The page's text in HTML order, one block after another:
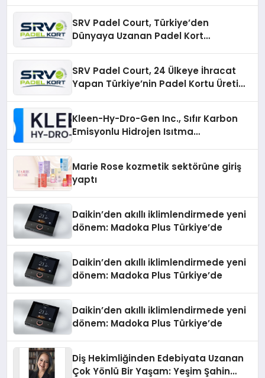
SRV Padel Court, Türkiye’den
Dünyaya Uzanan Padel Kort
SRV Padel Court, 24 Ülkeye İhracat
Yapan Türkiye’nin Padel Kortu Üretim
Kleen-Hy-Dro-Gen Inc., Sıfır Karbon
Emisyonlu Hidrojen Isıtma
Marie Rose kozmetik sektörüne giriş
yaptı
Daikin’den akıllı iklimlendirmede yeni
dönem: Madoka Plus Türkiye’de
Daikin’den akıllı iklimlendirmede yeni
dönem: Madoka Plus Türkiye’de
Daikin’den akıllı iklimlendirmede yeni
dönem: Madoka Plus Türkiye’de
Diş Hekimliğinden Edebiyata Uzanan
Çok Yönlü Bir Yaşam: Yeşim Şahin